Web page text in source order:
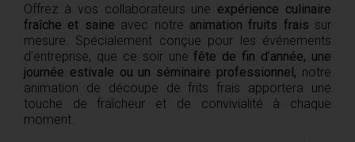
Offrez à vos collaborateurs une expérience culinaire
fraîche et saine avec notre animation fruits frais sur
mesure. Spécialement conçue pour les événements
d’entreprise, que ce soir unefête de fin d’année, une
journée estivale ou un séminaire professionnel, notre
animation de découpe de frits frais apportera une
touche de fraîcheur et de convivialité à chaque
moment.